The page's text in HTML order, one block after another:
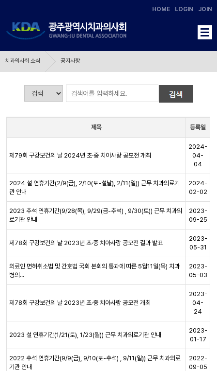
HOME LOGIN JOIN
치과의사회 소식 공지사항
제목 등록일
제79회 구강보건의 날 2024년 초·중 치아사랑 공모전 개최
2024-
04-
04
2024 설 연휴기간(2/9(금), 2/10(토-설날), 2/11(일)) 근무 치과의료기
관 안내
2024-
02-02
2023 추석 연휴기간(9/28(목), 9/29(금-추석) , 9/30(토)) 근무 치과의
료기관 안내
2023-
09-25
제78회 구강보건의 날 2023년 초·중 치아사랑 공모전 결과 발표
2023-
05-31
의료인 면허취소법 및 간호법 국회 본회의 통과에 따른 5월11일(목) 치과
병의...
2023-
05-03
제78회 구강보건의 날 2023년 초·중 치아사랑 공모전 개최
2023-
04-
24
2023 설 연휴기간(1/21(토), 1/23(월)) 근무 치과의료기관 안내
2023-
01-17
2022 추석 연휴기간(9/9(금), 9/10(토-추석) , 9/11(일)) 근무 치과의료
기관 안내
2022-
09-05